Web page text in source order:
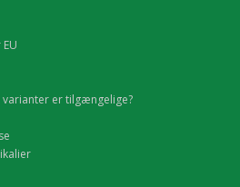
varianter er tilgængelige?